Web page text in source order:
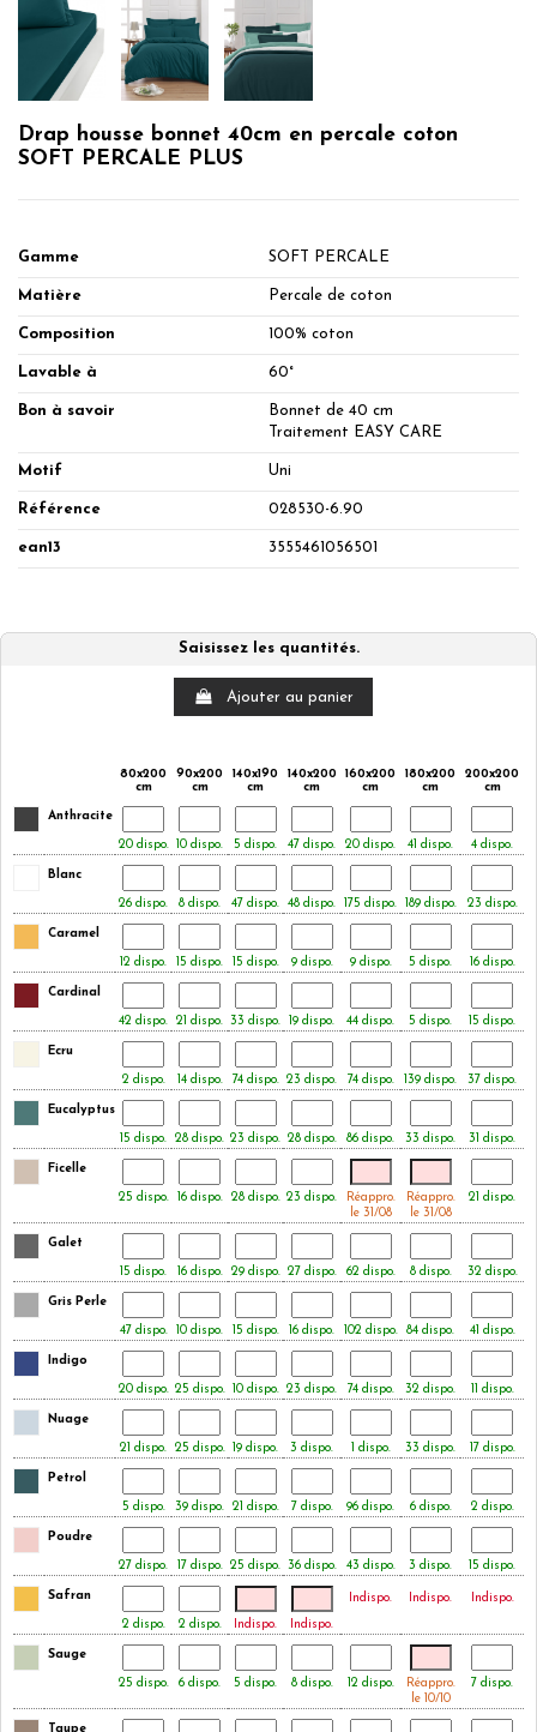
Drap housse bonnet 40cm en percale coton
SOFT PERCALE PLUS
Gamme SOFT PERCALE
Matière Percale de coton
Composition 100% coton
Lavable à 60°
Bon à savoir
Bonnet de 40 cm
Traitement EASY CARE
Motif Uni
Référence 028530-6.90
ean13 3555461056501
Saisissez les quantités.
Ajouter au panier
80x200
cm
90x200
cm
140x190
cm
140x200
cm
160x200
cm
180x200
cm
200x200
cm
Anthracite
20 dispo. 10 dispo. 5 dispo. 47 dispo. 20 dispo. 41 dispo. 4 dispo.
Blanc
26 dispo. 8 dispo. 47 dispo. 48 dispo. 175 dispo. 189 dispo. 23 dispo.
Caramel
12 dispo. 15 dispo. 15 dispo. 9 dispo. 9 dispo. 5 dispo. 16 dispo.
Cardinal
42 dispo. 21 dispo. 33 dispo. 19 dispo. 44 dispo. 5 dispo. 15 dispo.
Ecru
2 dispo. 14 dispo. 74 dispo. 23 dispo. 74 dispo. 139 dispo. 37 dispo.
Eucalyptus
15 dispo. 28 dispo. 23 dispo. 28 dispo. 86 dispo. 33 dispo. 31 dispo.
Ficelle
25 dispo. 16 dispo. 28 dispo. 23 dispo.
Réappro.
le 31/08
Réappro.
le 31/08
21 dispo.
Galet
15 dispo. 16 dispo. 29 dispo. 27 dispo. 62 dispo. 8 dispo. 32 dispo.
Gris Perle
47 dispo. 10 dispo. 15 dispo. 16 dispo. 102 dispo. 84 dispo. 41 dispo.
Indigo
20 dispo. 25 dispo. 10 dispo. 23 dispo. 74 dispo. 32 dispo. 11 dispo.
Nuage
21 dispo. 25 dispo. 19 dispo. 3 dispo. 1 dispo. 33 dispo. 17 dispo.
Petrol
5 dispo. 39 dispo. 21 dispo. 7 dispo. 96 dispo. 6 dispo. 2 dispo.
Poudre
27 dispo. 17 dispo. 25 dispo. 36 dispo. 43 dispo. 3 dispo. 15 dispo.
Safran
2 dispo. 2 dispo. Indispo. Indispo.
Indispo. Indispo. Indispo.
Sauge
25 dispo. 6 dispo. 5 dispo. 8 dispo. 12 dispo.
Réappro.
le 10/10
7 dispo.